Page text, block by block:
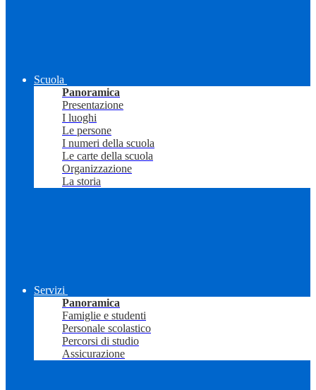
Scuola
Panoramica
Presentazione
I luoghi
Le persone
I numeri della scuola
Le carte della scuola
Organizzazione
La storia
Servizi
Panoramica
Famiglie e studenti
Personale scolastico
Percorsi di studio
Assicurazione